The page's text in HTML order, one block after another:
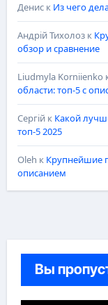
Дениск Из чего
Андрій Тихолозк
обзор и сравнение
Liudmyla Korniienko
области: топ-5 с
Сергійк Какой
топ-5 2025
Oleh к Крупнейшие
описанием
Вы